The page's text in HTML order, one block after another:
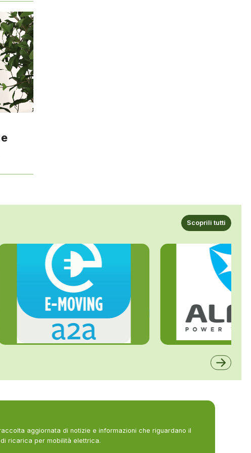
Scoprili tutti
aggiornata di notizie e informazioni che riguardano il
ricarica per mobilità elettrica.